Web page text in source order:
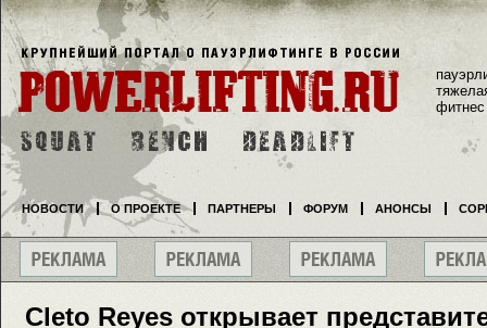
Cleto Reyes открывает
фитнес
НОВОСТИ О ПРОЕКТЕ ПАРТНЕРЫ ФОРУМ АНОНСЫ